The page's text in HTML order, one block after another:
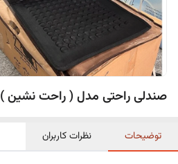
صندلی راحتی مدل ( راحت نشین )
توضیحات نظرات کاربران